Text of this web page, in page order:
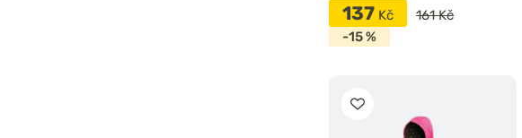
137 Kč
161 Kč
-15 %